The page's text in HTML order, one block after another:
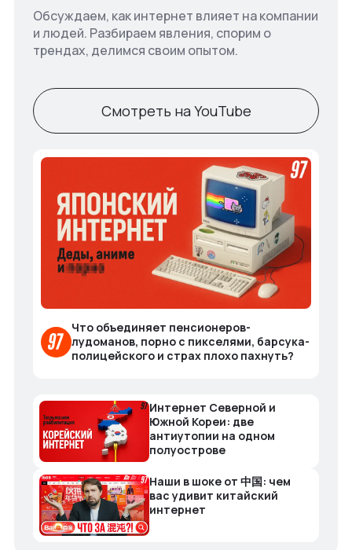
Обсуждаем, как интернет влияет на компании
и людей. Разбираем явления, спорим о
трендах, делимся своим опытом.
Смотреть на YouTube
Что объединяет пенсионеров-
лудоманов, порно с пикселями, барсука-
полицейского и страх плохо пахнуть?
Интернет Северной и
Южной Кореи: две
антиутопии на одном
полуострове
Наши в шоке от 中国: чем
вас удивит китайский
интернет